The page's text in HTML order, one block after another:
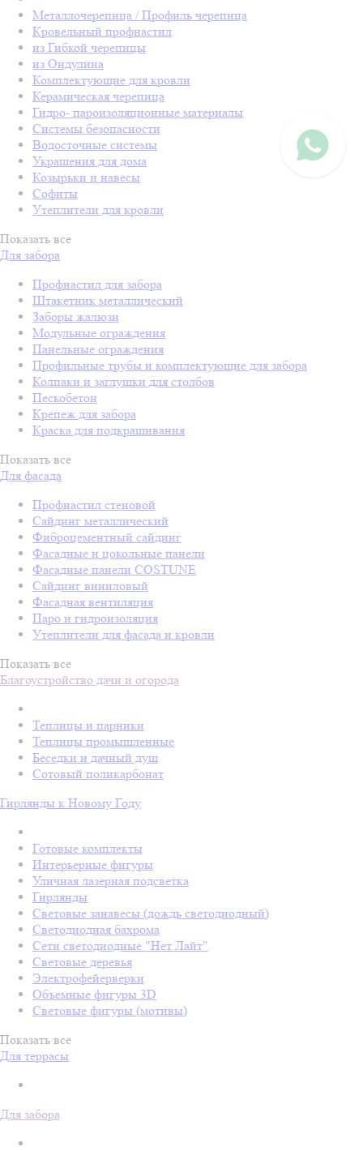
Металлочерепица / Профиль черепица
Кровельный профнастил
из Гибкой черепицы
из Ондулина
Комплектующие для кровли
Керамическая черепица
Гидро- пароизоляционные материалы
Системы безопасности
Водосточные системы
Украшения для дома
Козырьки и навесы
Софиты
Утеплители для кровли
Показать все
Для забора
Профнастил для забора
Штакетник металлический
Заборы жалюзи
Модульные ограждения
Панельные ограждения
Профильные трубы и комплектующие для забора
Колпаки и заглушки для столбов
Пескобетон
Крепеж для забора
Краска для подкрашивания
Показать все
Для фасада
Профнастил стеновой
Сайдинг металлический
Фиброцементный сайдинг
Фасадные и цокольные панели
Фасадные панели COSTUNE
Сайдинг виниловый
Фасадная вентиляция
Паро и гидроизоляция
Утеплители для фасада и кровли
Показать все
Благоустройство дачи и огорода
Теплицы и парники
Теплицы промышленные
Беседки и дачный душ
Сотовый поликарбонат
Гирлянды к Новому Году
Готовые комплекты
Интерьерные фигуры
Уличная лазерная подсветка
Гирлянды
Световые занавесы (дождь светодиодный)
Светодиодная бахрома
Сети светодиодные "Нет Лайт"
Световые деревья
Электрофейерверки
Объемные фигуры 3D
Световые фигуры (мотивы)
Показать все
Для террасы
Для забора